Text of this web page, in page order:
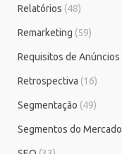
Relatórios (48)
Remarketing (59)
Requisitos de Anúncios
Retrospectiva (16)
Segmentação (49)
Segmentos do Mercado